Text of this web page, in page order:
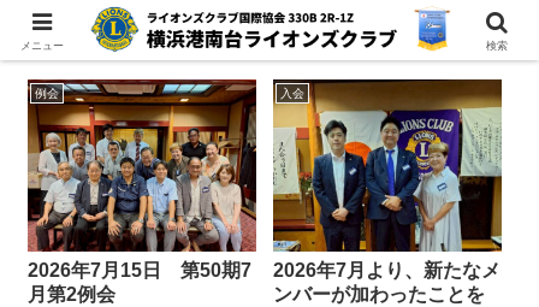
例会
2026年7月15日 第50期7
月第2例会
入会
2026年7月より、新たなメ
ンバーが加わったことを
メニュー 検索